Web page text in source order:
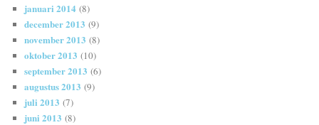
januari 2014 (8)
december 2013 (9)
november 2013 (8)
oktober 2013 (10)
september 2013 (6)
augustus 2013 (9)
juli 2013 (7)
juni 2013 (8)